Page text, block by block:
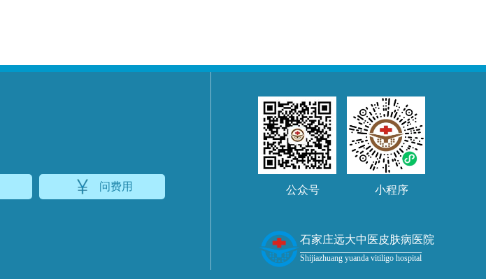
问费用 公众号 小程序
石家庄远大中医皮肤病医院
Shijiazhuang yuanda vitiligo hospital